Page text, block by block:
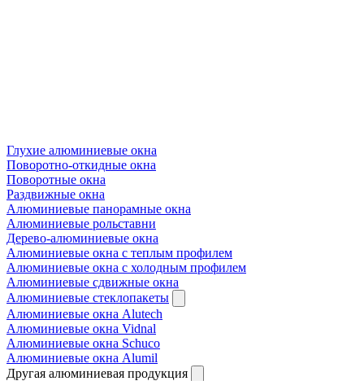
Глухие алюминиевые окна
Поворотно-откидные окна
Поворотные окна
Раздвижные окна
Алюминиевые панорамные окна
Алюминиевые рольставни
Дерево-алюминиевые окна
Алюминиевые окна с теплым профилем
Алюминиевые окна с холодным профилем
Алюминиевые сдвижные окна
Алюминиевые стеклопакеты
Алюминиевые окна Alutech
Алюминиевые окна Vidnal
Алюминиевые окна Schuco
Алюминиевые окна Alumil
Другая алюминиевая продукция